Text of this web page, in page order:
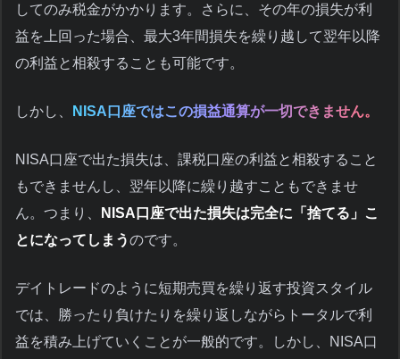
してのみ税金がかかります。さらに、その年の損失が利
益を上回った場合、最大3年間損失を繰り越して翌年以降
の利益と相殺することも可能です。
しかし、 NISA口座ではこの損益通算が一切できません。
NISA口座で出た損失は、課税口座の利益と相殺すること
もできませんし、翌年以降に繰り越すこともできませ
ん。つまり、
NISA口座で出た損失は完全に「捨てる」こ
とになってしまうのです。
デイトレードのように短期売買を繰り返す投資スタイル
では、勝ったり負けたりを繰り返しながらトータルで利
益を積み上げていくことが一般的です。しかし、NISA口